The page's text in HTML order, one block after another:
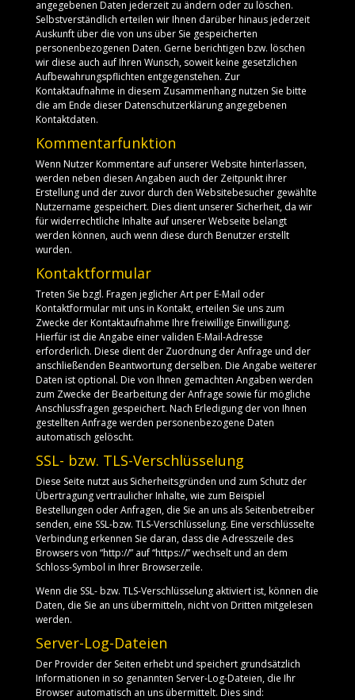
angegebenen Daten jederzeit zu ändern oder zu löschen.
Selbstverständlich erteilen wir Ihnen darüber hinaus jederzeit
Auskunft über die von uns über Sie gespeicherten
personenbezogenen Daten. Gerne berichtigen bzw. löschen
wir diese auch auf Ihren Wunsch, soweit keine gesetzlichen
Aufbewahrungspflichten entgegenstehen. Zur
Kontaktaufnahme in diesem Zusammenhang nutzen Sie bitte
die am Ende dieser Datenschutzerklärung angegebenen
Kontaktdaten.
Kommentarfunktion
Wenn Nutzer Kommentare auf unserer Website hinterlassen,
werden neben diesen Angaben auch der Zeitpunkt ihrer
Erstellung und der zuvor durch den Websitebesucher gewählte
Nutzername gespeichert. Dies dient unserer Sicherheit, da wir
für widerrechtliche Inhalte auf unserer Webseite belangt
werden können, auch wenn diese durch Benutzer erstellt
wurden.
Kontaktformular
Treten Sie bzgl. Fragen jeglicher Art per E-Mail oder
Kontaktformular mit uns in Kontakt, erteilen Sie uns zum
Zwecke der Kontaktaufnahme Ihre freiwillige Einwilligung.
Hierfür ist die Angabe einer validen E-Mail-Adresse
erforderlich. Diese dient der Zuordnung der Anfrage und der
anschließenden Beantwortung derselben. Die Angabe weiterer
Daten ist optional. Die von Ihnen gemachten Angaben werden
zum Zwecke der Bearbeitung der Anfrage sowie für mögliche
Anschlussfragen gespeichert. Nach Erledigung der von Ihnen
gestellten Anfrage werden personenbezogene Daten
automatisch gelöscht.
SSL- bzw. TLS-Verschlüsselung
Diese Seite nutzt aus Sicherheitsgründen und zum Schutz der
Übertragung vertraulicher Inhalte, wie zum Beispiel
Bestellungen oder Anfragen, die Sie an uns als Seitenbetreiber
senden, eine SSL-bzw. TLS-Verschlüsselung. Eine verschlüsselte
Verbindung erkennen Sie daran, dass die Adresszeile des
Browsers von “http://” auf “https://” wechselt und an dem
Schloss-Symbol in Ihrer Browserzeile.
Wenn die SSL- bzw. TLS-Verschlüsselung aktiviert ist, können die
Daten, die Sie an uns übermitteln, nicht von Dritten mitgelesen
werden.
Server-Log-Dateien
Der Provider der Seiten erhebt und speichert grundsätzlich
Informationen in so genannten Server-Log-Dateien, die Ihr
Browser automatisch an uns übermittelt. Dies sind: